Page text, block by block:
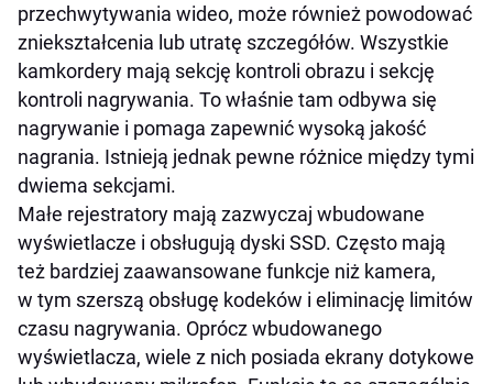
przechwytywania wideo, może również powodować
zniekształcenia lub utratę szczegółów. Wszystkie
kamkordery mają sekcję kontroli obrazu i sekcję
kontroli nagrywania. To właśnie tam odbywa się
nagrywanie i pomaga zapewnić wysoką jakość
nagrania. Istnieją jednak pewne różnice między tymi
dwiema sekcjami.
Małe rejestratory mają zazwyczaj wbudowane
wyświetlacze i obsługują dyski SSD. Często mają
też bardziej zaawansowane funkcje niż kamera,
w tym szerszą obsługę kodeków i eliminację limitów
czasu nagrywania. Oprócz wbudowanego
wyświetlacza, wiele z nich posiada ekrany dotykowe